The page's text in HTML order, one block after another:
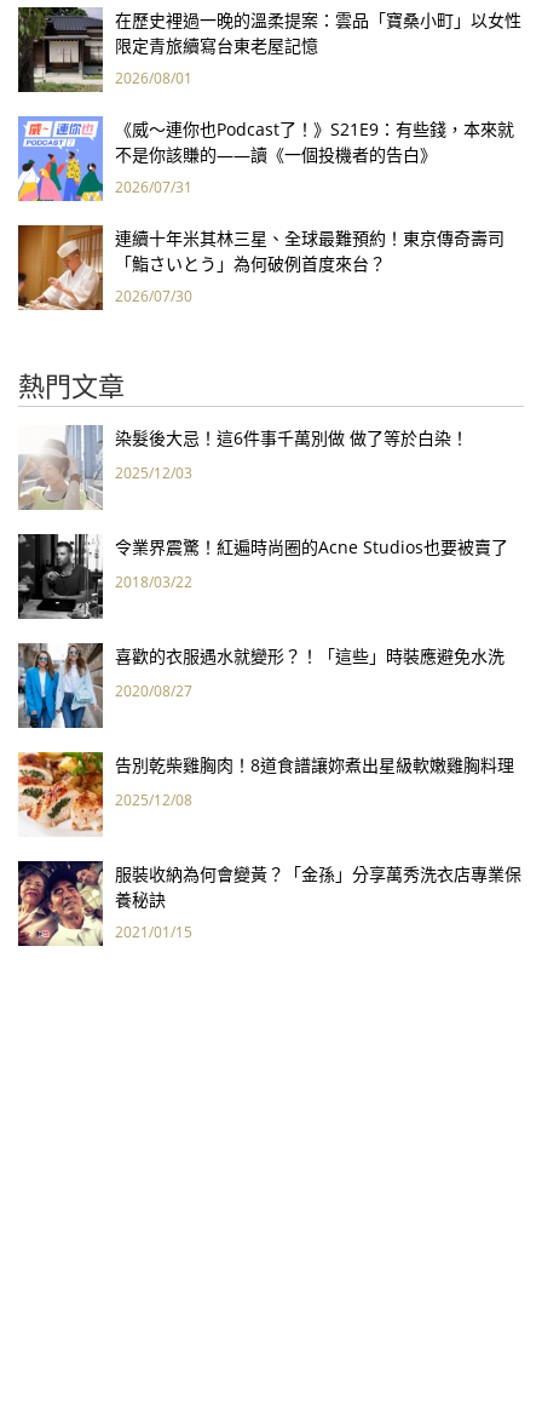
在歷史裡過一晚的溫柔提案：雲品「寶桑小町」以女性
限定青旅續寫台東老屋記憶
2026/08/01
《威～連你也Podcast了！》S21E9：有些錢，本來就
不是你該賺的——讀《一個投機者的告白》
2026/07/31
連續十年米其林三星、全球最難預約！東京傳奇壽司
「鮨さいとう」為何破例首度來台？
2026/07/30
熱門文章
染髮後大忌！這6件事千萬別做 做了等於白染！
2025/12/03
令業界震驚！紅遍時尚圈的Acne Studios也要被賣了
2018/03/22
喜歡的衣服遇水就變形？！「這些」時裝應避免水洗
2020/08/27
告別乾柴雞胸肉！8道食譜讓妳煮出星級軟嫩雞胸料理
2025/12/08
服裝收納為何會變黃？「金孫」分享萬秀洗衣店專業保
養秘訣
2021/01/15